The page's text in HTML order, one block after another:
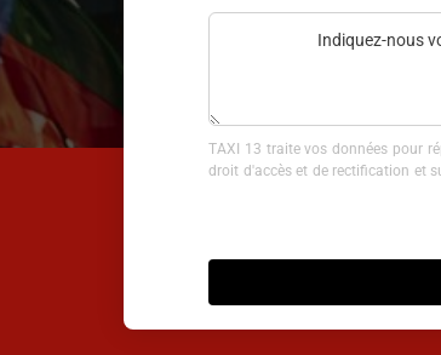
TAXI 13 traite vos données pour
droit d'accès et de rectification et